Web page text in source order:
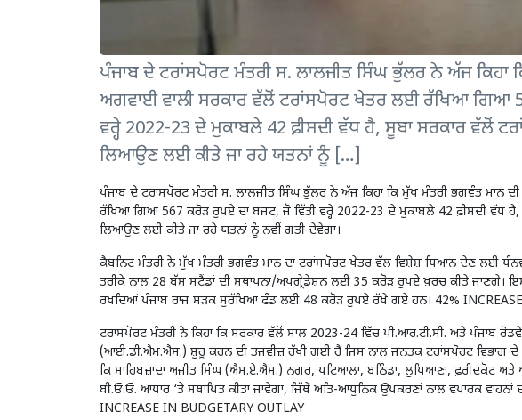
ਪੰਜਾਬ ਦੇ ਟਰਾਂਸਪੋਰਟ ਮੰਤਰੀ ਸ. ਲਾਲਜੀਤ ਸਿੰਘ ਭੁੱਲਰ ਨੇ ਅੱਜ ਕਿਹਾ
ਅਗਵਾਈ ਵਾਲੀ ਸਰਕਾਰ ਵੱਲੋਂ ਟਰਾਂਸਪੋਰਟ ਖੇਤਰ ਲਈ ਰੱਖਿਆ ਗਿਆ
ਵਰ੍ਹੇ 2022-23 ਦੇ ਮੁਕਾਬਲੇ 42 ਫ਼ੀਸਦੀ ਵੱਧ ਹੈ, ਸੂਬਾ ਸਰਕਾਰ ਵੱਲੋਂ
ਲਿਆਉਣ ਲਈ ਕੀਤੇ ਜਾ ਰਹੇ ਯਤਨਾਂ ਨੂੰ […]
ਪੰਜਾਬ ਦੇ ਟਰਾਂਸਪੋਰਟ ਮੰਤਰੀ ਸ. ਲਾਲਜੀਤ ਸਿੰਘ ਭੁੱਲਰ ਨੇ ਅੱਜ ਕਿਹਾ ਕਿ ਮੁੱਖ ਮੰਤਰੀ ਭਗਵੰਤ ਮਾਨ
ਰੱਖਿਆ ਗਿਆ 567 ਕਰੋੜ ਰੁਪਏ ਦਾ ਬਜਟ, ਜੋ ਵਿੱਤੀ ਵਰ੍ਹੇ 2022-23 ਦੇ ਮੁਕਾਬਲੇ 42 ਫ਼ੀਸਦੀ ਵੱਧ
ਲਿਆਉਣ ਲਈ ਕੀਤੇ ਜਾ ਰਹੇ ਯਤਨਾਂ ਨੂੰ ਨਵੀਂ ਗਤੀ ਦੇਵੇਗਾ।
ਕੈਬਨਿਟ ਮੰਤਰੀ ਨੇ ਮੁੱਖ ਮੰਤਰੀ ਭਗਵੰਤ ਮਾਨ ਦਾ ਟਰਾਂਸਪੋਰਟ ਖੇਤਰ ਵੱਲ ਵਿਸ਼ੇਸ਼ ਧਿਆਨ ਦੇਣ ਲਈ
ਤਰੀਕੇ ਨਾਲ 28 ਬੱਸ ਸਟੈਂਡਾਂ ਦੀ ਸਥਾਪਨਾ/ਅਪਗ੍ਰੇਡੇਸ਼ਨ ਲਈ 35 ਕਰੋੜ ਰੁਪਏ ਖ਼ਰਚ ਕੀਤੇ ਜਾਣਗੇ। ਇਸੇ
ਰਖਦਿਆਂ ਪੰਜਾਬ ਰਾਜ ਸੜਕ ਸੁਰੱਖਿਆ ਫੰਡ ਲਈ 48 ਕਰੋੜ ਰੁਪਏ ਰੱਖੇ ਗਏ ਹਨ। 42% INCREASE
ਟਰਾਂਸਪੋਰਟ ਮੰਤਰੀ ਨੇ ਕਿਹਾ ਕਿ ਸਰਕਾਰ ਵੱਲੋਂ ਸਾਲ 2023-24 ਵਿੱਚ ਪੀ.ਆਰ.ਟੀ.ਸੀ. ਅਤੇ ਪੰਜਾਬ
(ਆਈ.ਡੀ.ਐਮ.ਐਸ.) ਸ਼ੁਰੂ ਕਰਨ ਦੀ ਤਜਵੀਜ਼ ਰੱਖੀ ਗਈ ਹੈ ਜਿਸ ਨਾਲ ਜਨਤਕ ਟਰਾਂਸਪੋਰਟ ਵਿਭਾਗ ਦੇ
ਕਿ ਸਾਹਿਬਜ਼ਾਦਾ ਅਜੀਤ ਸਿੰਘ (ਐਸ.ਏ.ਐਸ.) ਨਗਰ, ਪਟਿਆਲਾ, ਬਠਿੰਡਾ, ਲੁਧਿਆਣਾ, ਫ਼ਰੀਦਕੋਟ
ਬੀ.ਓ.ਓ. ਆਧਾਰ ‘ਤੇ ਸਥਾਪਿਤ ਕੀਤਾ ਜਾਵੇਗਾ, ਜਿੱਥੇ ਅਤਿ-ਆਧੁਨਿਕ ਉਪਕਰਣਾਂ ਨਾਲ ਵਪਾਰਕ ਵਾਹਨਾਂ
INCREASE IN BUDGETARY OUTLAY